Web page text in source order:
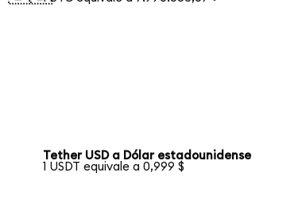
Tether USD a Dólar estadounidense
1 USDT equivale a 0,999 $